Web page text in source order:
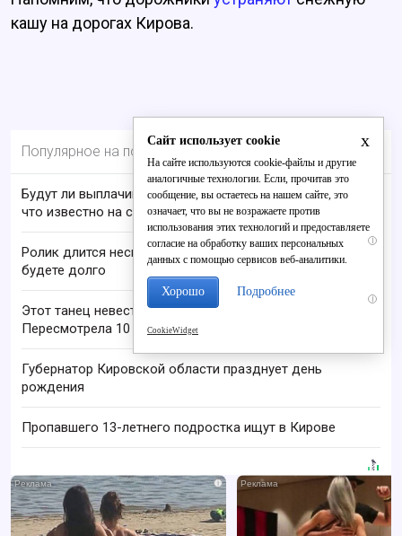
кашу на дорогах Кирова.
Популярное на портале
Будут ли выплачивать 13-ю пенсию в 2026 году:
что известно на сегодня
i
Ролик длится несколько секунд, а смеяться вы
будете долго
i
Этот танец невесты оставит вас без слов!
Пересмотрела 10 раз
Губернатор Кировской области празднует день
рождения
Пропавшего 13-летнего подростка ищут в Кирове
i
x
Сайт использует cookie
На сайте используются cookie-файлы и другие
аналогичные технологии. Если, прочитав это
сообщение, вы остаетесь на нашем сайте, это
означает, что вы не возражаете против
использования этих технологий и предоставляете
согласие на обработку ваших персональных
данных с помощью сервисов веб-аналитики.
Хорошо Подробнее
CookieWidget